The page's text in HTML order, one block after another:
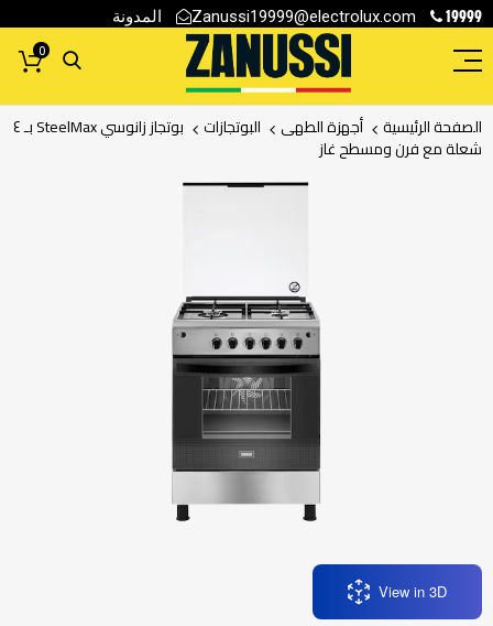
19999
Zanussi19999@electrolux.com المدونة
0
الصفحة الرئيسية أجهزة الطهى البوتجازات بوتجاز زانوسي SteelMax بـ ٤
شعلة مع فرن ومسطح غاز
بداية
معرض
الصور
View in 3D